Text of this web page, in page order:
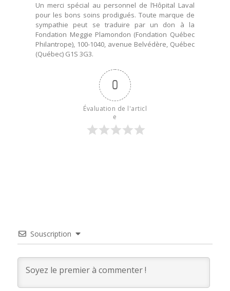
Un merci spécial au personnel de l’Hôpital Laval
pour les bons soins prodigués. Toute marque de
sympathie peut se traduire par un don à la
Fondation Meggie Plamondon (Fondation Québec
Philantrope), 100-1040, avenue Belvédère, Québec
(Québec) G1S 3G3.
0
Évaluation de l'articl
e
Souscription